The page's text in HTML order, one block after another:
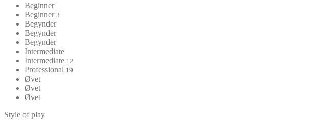
Beginner
Beginner 3
Begynder
Begynder
Begynder
Intermediate
Intermediate 12
Professional 19
Øvet
Øvet
Øvet
Style of play